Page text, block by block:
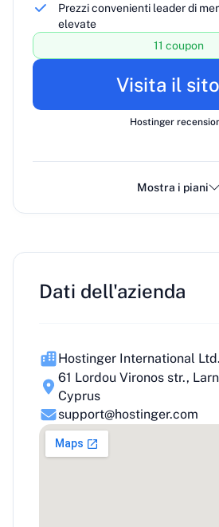
Prezzi convenienti leader di
elevate
11 coupon
Visita il sito
Hostinger
Mostra i piani
Dati dell'azienda
Hostinger International Ltd.
61 Lordou Vironos str.,
Cyprus
support@hostinger.com